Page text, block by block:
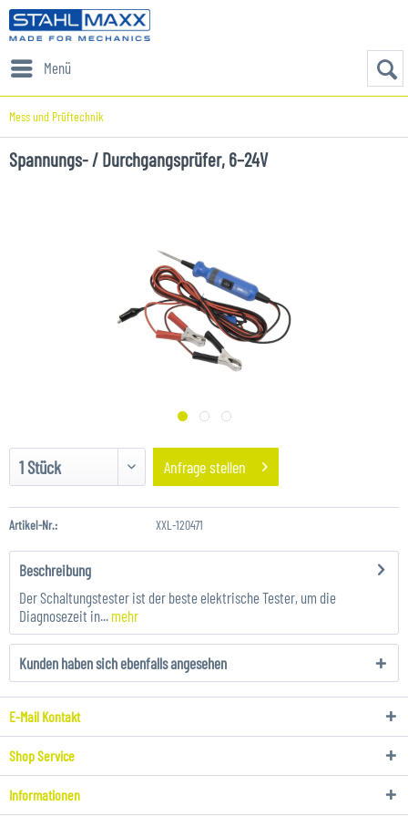
Menü
Mess und Prüftechnik
Spannungs- / Durchgangsprüfer, 6–24V
Anfrage stellen
Artikel-Nr.: XXL-120471
Beschreibung
Der Schaltungstester ist der beste elektrische Tester, um die
Diagnosezeit in... mehr
Kunden haben sich ebenfalls angesehen
E-Mail Kontakt
Shop Service
Informationen